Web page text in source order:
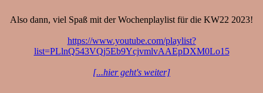
Also dann, viel Spaß mit der Wochenplaylist für die KW22 2023!
https://www.youtube.com/playlist?
list=PLlnQ543VQj5Eb9YcjvmlvAAEpDXM0Lo15
[...hier geht's weiter]